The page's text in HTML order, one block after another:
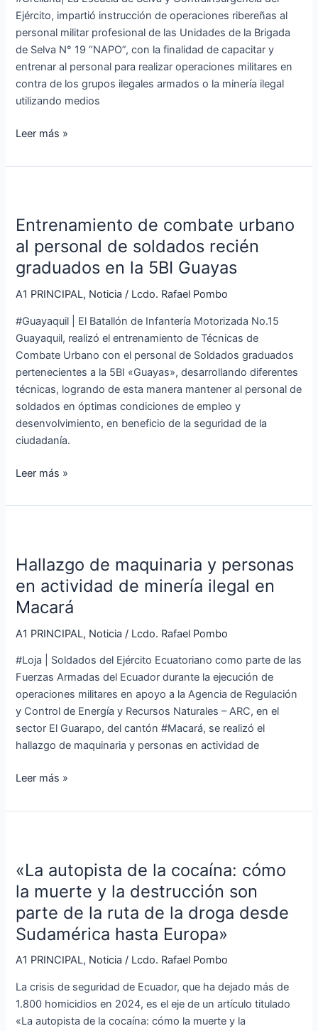
Ejército, impartió instrucción de operaciones ribereñas al
personal militar profesional de las Unidades de la Brigada
de Selva N° 19 “NAPO”, con la finalidad de capacitar y
entrenar al personal para realizar operaciones militares en
contra de los grupos ilegales armados o la minería ilegal
utilizando medios
ribereñas
a
las
unidades
de
la
19BS
Leer más »
Entrenamiento de combate urbano
al personal de soldados recién
graduados en la 5BI Guayas
A1 PRINCIPAL, Noticia / Lcdo. Rafael Pombo
#Guayaquil | El Batallón de Infantería Motorizada No.15
Guayaquil, realizó el entrenamiento de Técnicas de
Combate Urbano con el personal de Soldados graduados
pertenecientes a la 5BI «Guayas», desarrollando diferentes
técnicas, logrando de esta manera mantener al personal de
soldados en óptimas condiciones de empleo y
desenvolvimiento, en beneficio de la seguridad de la
ciudadanía.
combate
urbano
personal
de
recién
graduados
en
la
5BI
Guayas
Leer más »
Hallazgo de maquinaria y personas
en actividad de minería ilegal en
Macará
A1 PRINCIPAL, Noticia / Lcdo. Rafael Pombo
#Loja | Soldados del Ejército Ecuatoriano como parte de las
Fuerzas Armadas del Ecuador durante la ejecución de
operaciones militares en apoyo a la Agencia de Regulación
y Control de Energía y Recursos Naturales – ARC, en el
sector El Guarapo, del cantón #Macará, se realizó el
hallazgo de maquinaria y personas en actividad de
maquinaria
y
personas
en
actividad
minería
ilegal
en
Macará
Leer más »
«La autopista de la cocaína: cómo
la muerte y la destrucción son
parte de la ruta de la droga desde
Sudamérica hasta Europa»
A1 PRINCIPAL, Noticia / Lcdo. Rafael Pombo
La crisis de seguridad de Ecuador, que ha dejado más de
1.800 homicidios en 2024, es el eje de un artículo titulado
«La autopista de la cocaína: cómo la muerte y la
de
la
cómo
la
muerte
la
destrucción
son